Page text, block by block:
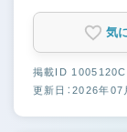
気
掲載ID 1005120C
更新日：2026年